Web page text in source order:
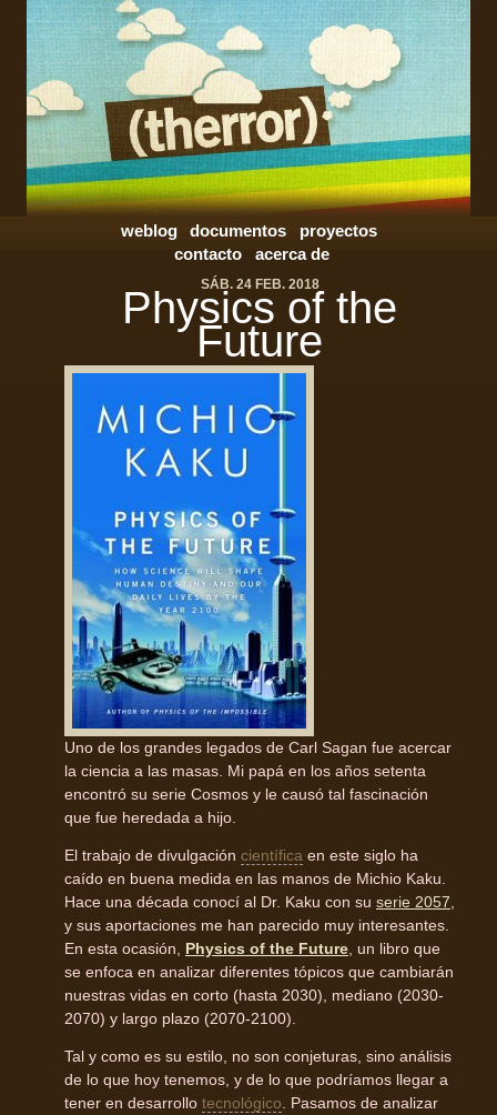
weblog documentos
proyectos
contacto
acerca de
SÁB. 24 FEB. 2018
Physics of the
Future
Uno de los grandes legados de Carl Sagan fue acercar
la ciencia a las masas. Mi papá en los años setenta
encontró su serie Cosmos y le causó tal fascinación
que fue heredada a hijo.
El trabajo de divulgación científica en este siglo ha
caído en buena medida en las manos de Michio Kaku.
Hace una década conocí al Dr. Kaku con su serie 2057
y sus aportaciones me han parecido muy interesantes.
En esta ocasión, Physics of the Future , un libro que
se enfoca en analizar diferentes tópicos que cambiarán
nuestras vidas en corto (hasta 2030), mediano (2030-
2070) y largo plazo (2070-2100).
Tal y como es su estilo, no son conjeturas, sino análisis
de lo que hoy tenemos, y de lo que podríamos llegar a
tener en desarrollo tecnológico . Pasamos de analizar